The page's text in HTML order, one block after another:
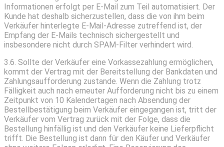
Informationen erfolgt per E-Mail zum Teil automatisiert. Der
Kunde hat deshalb sicherzustellen, dass die von ihm beim
Verkäufer hinterlegte E-Mail-Adresse zutreffend ist, der
Empfang der E-Mails technisch sichergestellt und
insbesondere nicht durch SPAM-Filter verhindert wird.
3.6. Sollte der Verkäufer eine Vorkassezahlung ermöglichen,
kommt der Vertrag mit der Bereitstellung der Bankdaten und
Zahlungsaufforderung zustande. Wenn die Zahlung trotz
Fälligkeit auch nach erneuter Aufforderung nicht bis zu einem
Zeitpunkt von 10 Kalendertagen nach Absendung der
Bestellbestätigung beim Verkäufer eingegangen ist, tritt der
Verkäufer vom Vertrag zurück mit der Folge, dass die
Bestellung hinfällig ist und den Verkäufer keine Lieferpflicht
trifft. Die Bestellung ist dann für den Käufer und Verkäufer